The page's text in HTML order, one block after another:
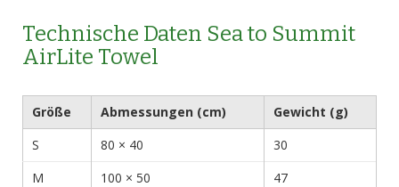
Technische Daten Sea to Summit
AirLite Towel
Größe Abmessungen (cm)
Gewicht (g)
S
80 × 40
30
M
100 × 50
47